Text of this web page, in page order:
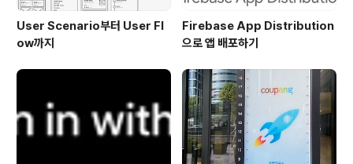
User Scenario부터 User Fl
ow까지
Firebase App Distribution
으로 앱 배포하기